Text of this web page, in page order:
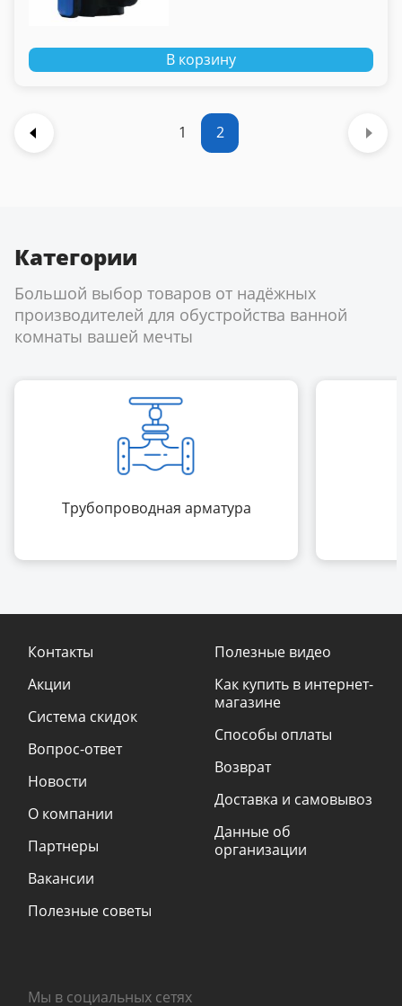
В корзину
1 2
Категории
Большой выбор товаров от надёжных
производителей для обустройства ванной
комнаты вашей мечты
Трубопроводная арматура
Контакты
Акции
Система скидок
Вопрос-ответ
Новости
О компании
Партнеры
Вакансии
Полезные советы
Полезные видео
Как купить в интернет-
магазине
Способы оплаты
Возврат
Доставка и самовывоз
Данные об
организации
Мы в социальных сетях